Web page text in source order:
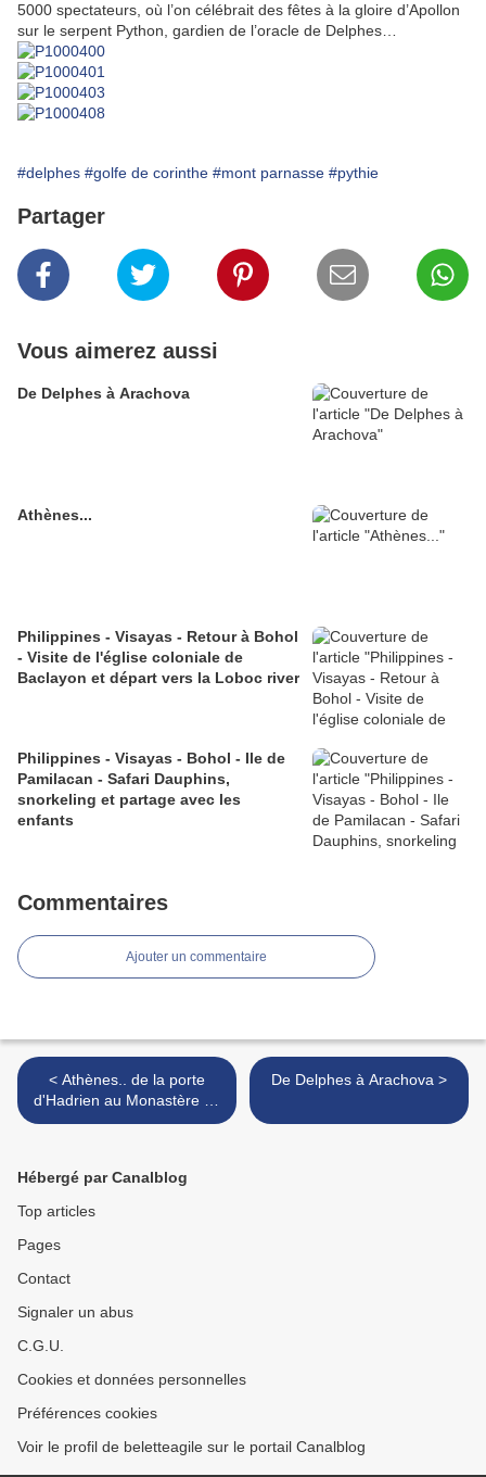
5000 spectateurs, où l’on célébrait des fêtes à la gloire d’Apollon
sur le serpent Python, gardien de l’oracle de Delphes…
#delphes #golfe de corinthe #mont parnasse #pythie
Partager
Vous aimerez aussi
De Delphes à Arachova
Athènes...
Philippines - Visayas - Retour à Bohol
- Visite de l'église coloniale de
Baclayon et départ vers la Loboc river
Philippines - Visayas - Bohol - Ile de
Pamilacan - Safari Dauphins,
snorkeling et partage avec les
enfants
Commentaires
Ajouter un commentaire
< Athènes.. de la porte
d'Hadrien au Monastère de
Kaissariani
De Delphes à Arachova >
Hébergé par Canalblog
Top articles
Pages
Contact
Signaler un abus
C.G.U.
Cookies et données personnelles
Préférences cookies
Voir le profil de beletteagile sur le portail Canalblog